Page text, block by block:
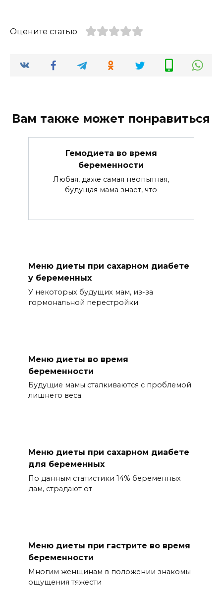
Оцените статью
Вам также может понравиться
Гемодиета во время
беременности
Любая, даже самая неопытная,
будущая мама знает, что
Меню диеты при сахарном диабете
у беременных
У некоторых будущих мам, из-за
гормональной перестройки
Меню диеты во время
беременности
Будущие мамы сталкиваются с проблемой
лишнего веса.
Меню диеты при сахарном диабете
для беременных
По данным статистики 14% беременных
дам, страдают от
Меню диеты при гастрите во время
беременности
Многим женщинам в положении знакомы
ощущения тяжести